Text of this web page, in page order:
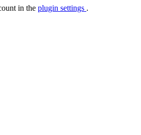
in the plugin settings .